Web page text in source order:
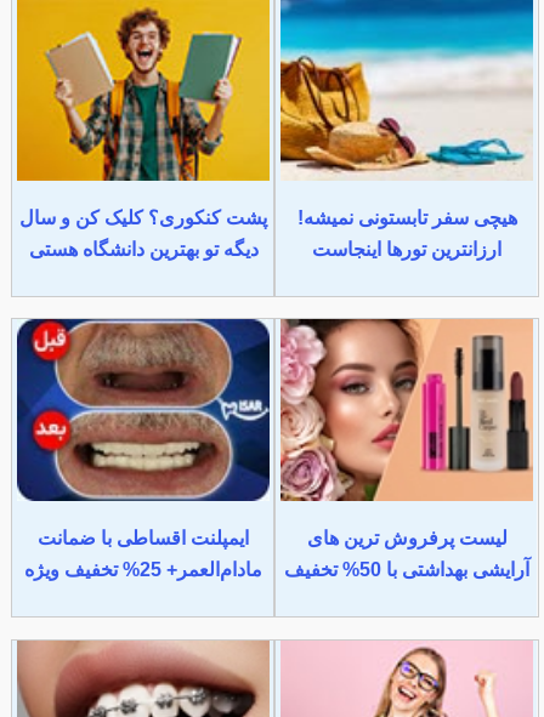
هیچی سفر تابستونی نمیشه!
ارزانترین تورها اینجاست
پشت کنکوری؟ کلیک کن و سال
دیگه تو بهترین دانشگاه هستی
لیست پرفروش ترین های
آرایشی بهداشتی با 50% تخفیف
ایمپلنت اقساطی با ضمانت
مادام‌العمر+ 25% تخفیف ویژه